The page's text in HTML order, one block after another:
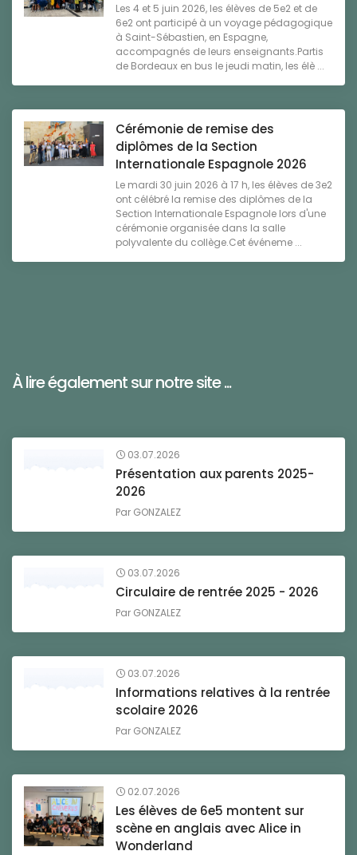
Les 4 et 5 juin 2026, les élèves de 5e2 et de
6e2 ont participé à un voyage pédagogique
à Saint-Sébastien, en Espagne,
accompagnés de leurs enseignants.Partis
de Bordeaux en bus le jeudi matin, les élè ...
Cérémonie de remise des
diplômes de la Section
Internationale Espagnole 2026
Le mardi 30 juin 2026 à 17 h, les élèves de 3e2
ont célébré la remise des diplômes de la
Section Internationale Espagnole lors d'une
cérémonie organisée dans la salle
polyvalente du collège.Cet événeme ...
À lire également sur notre site ...
03.07.2026
Présentation aux parents 2025-
2026
Par GONZALEZ
03.07.2026
Circulaire de rentrée 2025 - 2026
Par GONZALEZ
03.07.2026
Informations relatives à la rentrée
scolaire 2026
Par GONZALEZ
02.07.2026
Les élèves de 6e5 montent sur
scène en anglais avec Alice in
Wonderland